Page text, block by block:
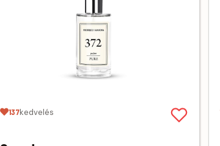
137kedvelés